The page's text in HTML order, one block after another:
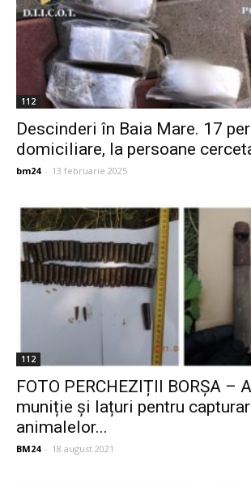
112
Descinderi în Baia Mare. 17
domiciliare, la persoane
bm24 - 13 februarie 2025
112
FOTO PERCHEZIȚII BORȘA –
muniție și lațuri pentru
animalelor...
BM24 - 18 august 2021